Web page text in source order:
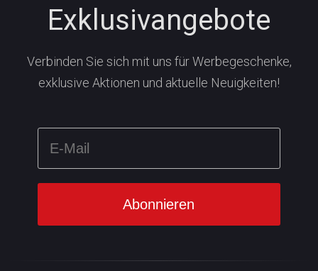
Exklusivangebote
Verbinden Sie sich mit uns für Werbegeschenke,
exklusive Aktionen und aktuelle Neuigkeiten!